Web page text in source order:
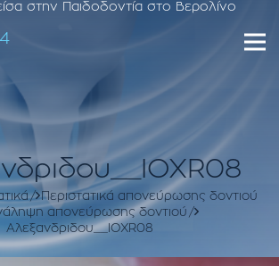
στην Παιδοδοντία στο Βερολίνο
Περιστατικά απονεύρωσης δοντιού
απονεύρωσης δοντιού
Αλεξανδριδου__IOXR08